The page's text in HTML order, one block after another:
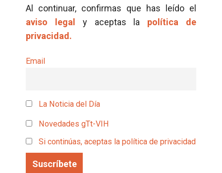
Al continuar, confirmas que has leído el
aviso legal
y aceptas la política de
privacidad.
Email
La Noticia del Día
Novedades gTt-VIH
Si continúas, aceptas la política de privacidad